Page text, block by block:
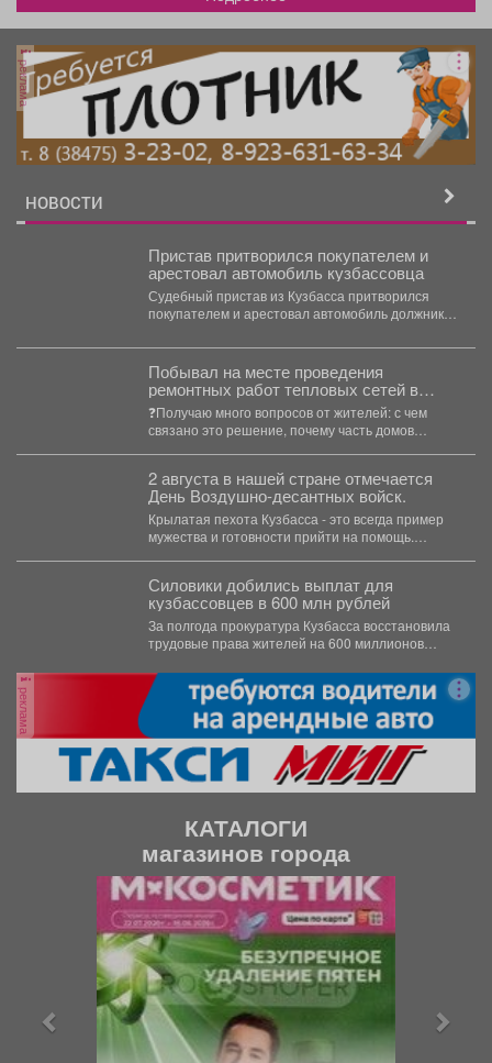
реклама
НОВОСТИ
Пристав притворился покупателем и
арестовал автомобиль кузбассовца
Судебный пристав из Кузбасса притворился
покупателем и арестовал автомобиль должника
Побывал на месте проведения
ремонтных работ тепловых сетей в
районе ул. Кузнецкая 8.
❓Получаю много вопросов от жителей: с чем
связано это решение, почему часть домов
2 августа в нашей стране отмечается
День Воздушно-десантных войск.
Крылатая пехота Кузбасса - это всегда пример
мужества и готовности прийти на помощь.
Силовики добились выплат для
кузбассовцев в 600 млн рублей
За полгода прокуратура Кузбасса восстановила
трудовые права жителей на 600 миллионов
реклама
КАТАЛОГИ
магазинов города